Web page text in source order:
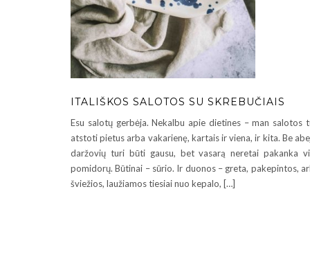
ITALIŠKOS SALOTOS SU SKREBUČIAIS
Esu salotų gerbėja. Nekalbu apie dietines – man salotos
atstoti pietus arba vakarienę, kartais ir viena, ir kita. Be
daržovių turi būti gausu, bet vasarą neretai pakanka
pomidorų. Būtinai – sūrio. Ir duonos – greta, pakepintos,
šviežios, laužiamos tiesiai nuo kepalo, […]